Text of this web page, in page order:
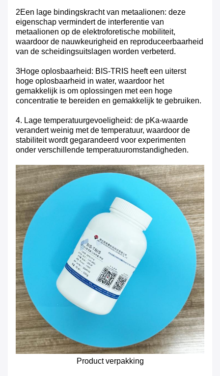
2Een lage bindingskracht van metaalionen: deze
eigenschap vermindert de interferentie van
metaalionen op de elektroforetische mobiliteit,
waardoor de nauwkeurigheid en reproduceerbaarheid
van de scheidingsuitslagen worden verbeterd.
3Hoge oplosbaarheid: BIS-TRIS heeft een uiterst
hoge oplosbaarheid in water, waardoor het
gemakkelijk is om oplossingen met een hoge
concentratie te bereiden en gemakkelijk te gebruiken.
4. Lage temperatuurgevoeligheid: de pKa-waarde
verandert weinig met de temperatuur, waardoor de
stabiliteit wordt gegarandeerd voor experimenten
onder verschillende temperatuuromstandigheden.
Product verpakking